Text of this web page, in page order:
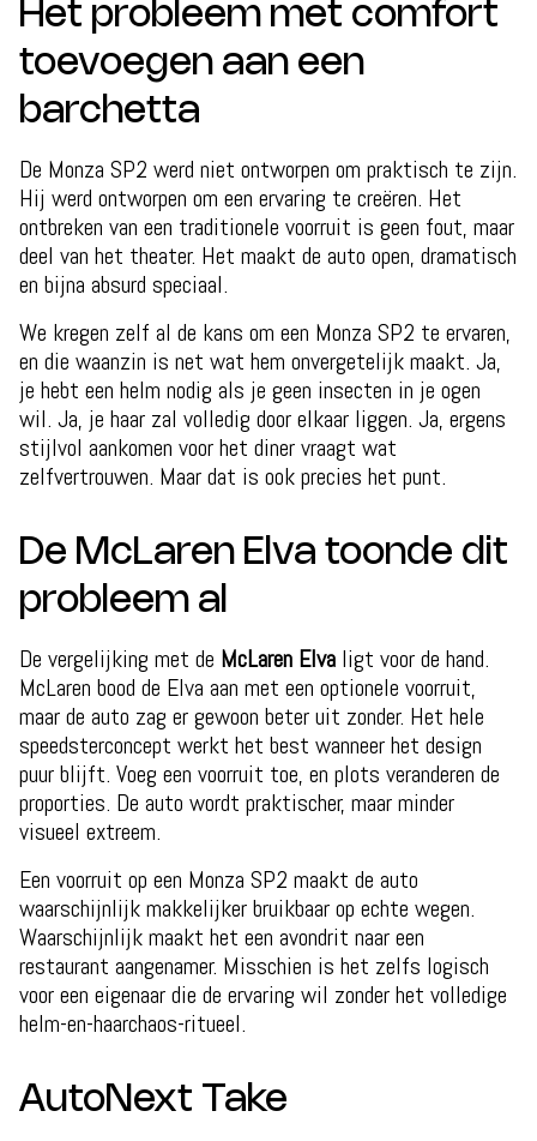
Het probleem met comfort
toevoegen aan een
barchetta
De Monza SP2 werd niet ontworpen om praktisch te zijn.
Hij werd ontworpen om een ervaring te creëren. Het
ontbreken van een traditionele voorruit is geen fout, maar
deel van het theater. Het maakt de auto open, dramatisch
en bijna absurd speciaal.
We kregen zelf al de kans om een Monza SP2 te ervaren,
en die waanzin is net wat hem onvergetelijk maakt. Ja,
je hebt een helm nodig als je geen insecten in je ogen
wil. Ja, je haar zal volledig door elkaar liggen. Ja, ergens
stijlvol aankomen voor het diner vraagt wat
zelfvertrouwen. Maar dat is ook precies het punt.
De McLaren Elva toonde dit
probleem al
De vergelijking met de McLaren Elva ligt voor de hand.
McLaren bood de Elva aan met een optionele voorruit,
maar de auto zag er gewoon beter uit zonder. Het hele
speedsterconcept werkt het best wanneer het design
puur blijft. Voeg een voorruit toe, en plots veranderen de
proporties. De auto wordt praktischer, maar minder
visueel extreem.
Een voorruit op een Monza SP2 maakt de auto
waarschijnlijk makkelijker bruikbaar op echte wegen.
Waarschijnlijk maakt het een avondrit naar een
restaurant aangenamer. Misschien is het zelfs logisch
voor een eigenaar die de ervaring wil zonder het volledige
helm-en-haarchaos-ritueel.
AutoNext Take